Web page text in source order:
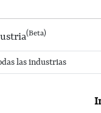
(Beta)